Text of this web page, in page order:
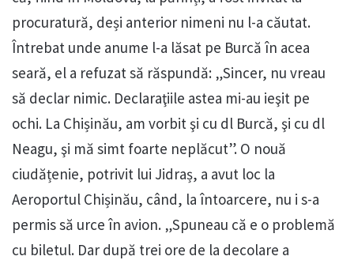
procuratură, deși anterior nimeni nu l-a căutat.
Întrebat unde anume l-a lăsat pe Burcă în acea
seară, el a refuzat să răspundă: „Sincer, nu vreau
să declar nimic. Declaraţiile astea mi-au ieşit pe
ochi. La Chișinău, am vorbit şi cu dl Burcă, şi cu dl
Neagu, şi mă simt foarte neplăcut”. O nouă
ciudățenie, potrivit lui Jidraș, a avut loc la
Aeroportul Chișinău, când, la întoarcere, nu i s-a
permis să urce în avion. „Spuneau că e o problemă
cu biletul. Dar după trei ore de la decolare a